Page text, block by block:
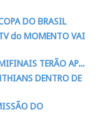
DO BRASIL
do MOMENTO VAI
TERÃO AP...
DENTRO DE
DO